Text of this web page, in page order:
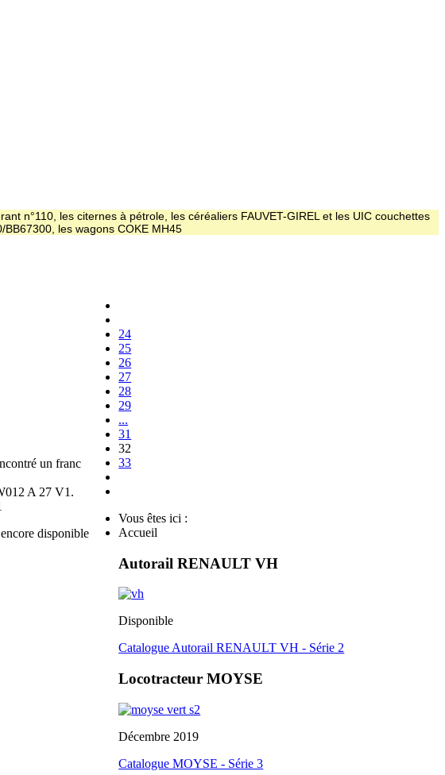
n°110, les citernes à pétrole, les céréaliers FAUVET-GIREL et les UIC couchettes
BB67300, les wagons COKE MH45
un franc
.
disponible
24
25
26
27
28
29
...
31
32
33
Vous êtes ici :
Accueil
Autorail RENAULT VH
Disponible
Catalogue Autorail RENAULT VH - Série 2
Locotracteur MOYSE
Décembre 2019
Catalogue MOYSE - Série 3